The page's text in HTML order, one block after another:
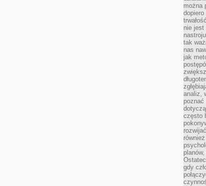
można
nie jest
tak
nas
jak
analiz,
często
gdy